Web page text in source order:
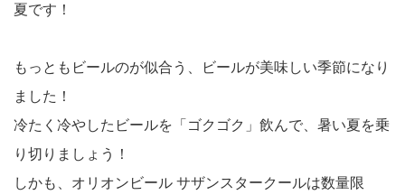
夏です！
もっともビールのが似合う、ビールが美味しい季節になり
ました！
冷たく冷やしたビールを「ゴクゴク」飲んで、暑い夏を乗
り切りましょう！
しかも、オリオンビール サザンスタークールは数量限